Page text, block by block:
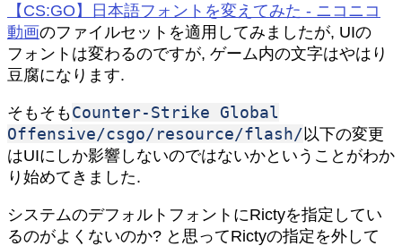
【CS:GO】日本語フォントを変えてみた - ニコニコ
動画のファイルセットを適用してみましたが, UIの
フォントは変わるのですが, ゲーム内の文字はやはり
豆腐になります.
そもそもCounter-Strike Global
Offensive/csgo/resource/flash/ 以下の変更
はUIにしか影響しないのではないかということがわか
り始めてきました.
システムのデフォルトフォントにRictyを指定してい
るのがよくないのか? と思ってRictyの指定を外して